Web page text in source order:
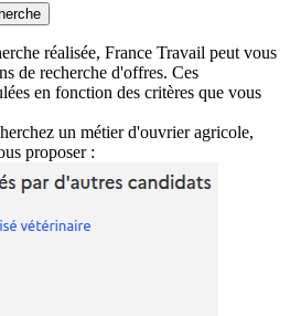
réalisée, France Travail peut vous
de recherche d'offres. Ces
en fonction des critères que vous
un métier d'ouvrier agricole,
proposer :